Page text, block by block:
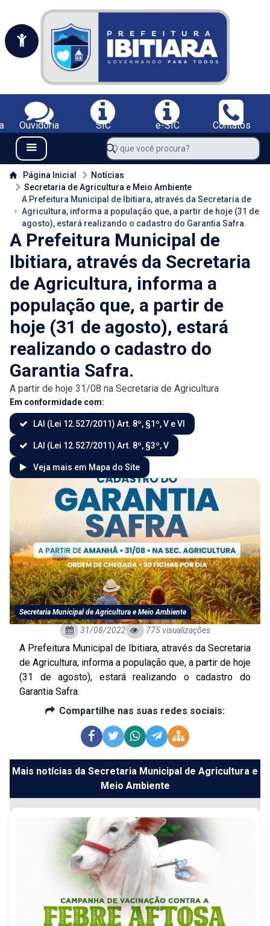
Portal da Prefeitura Municipal de Ibitiara-BA
Serviços da Prefeitura Municipal de Ibitiara-BA;
Ouvidoria SIC e-SIC
Contatos
Navegue pelo portal da Prefeitura de Ibitiara-BA
Menu Bar
O que você procura?
Conteúdo da Prefeitura de Ibitiara-BA
Página Inicial
Notícias
Secretaria de Agricultura e Meio Ambiente
A Prefeitura Municipal de Ibitiara, através da Secretaria de
Agricultura, informa a população que, a partir de hoje (31 de
agosto), estará realizando o cadastro do Garantia Safra.
A Prefeitura Municipal de
Ibitiara, através da Secretaria
de Agricultura, informa a
população que, a partir de
hoje (31 de agosto), estará
realizando o cadastro do
Garantia Safra.
A partir de hoje 31/08 na Secretaria de Agricultura
Em conformidade com:
LAI (Lei 12.527/2011) Art. 8º, §1º, V e VI
LAI (Lei 12.527/2011) Art. 8º, §3º, V
Veja mais em Mapa do Site
Secretaria Municipal de Agricultura e Meio Ambiente
31/08/2022 775 visualizações
A Prefeitura Municipal de Ibitiara, através da Secretaria
de Agricultura, informa a população que, a partir de hoje
(31 de agosto), estará realizando o cadastro do
Garantia Safra.
Compartilhe nas suas redes sociais:
Mais notícias da Secretaria Municipal de Agricultura e
Meio Ambiente